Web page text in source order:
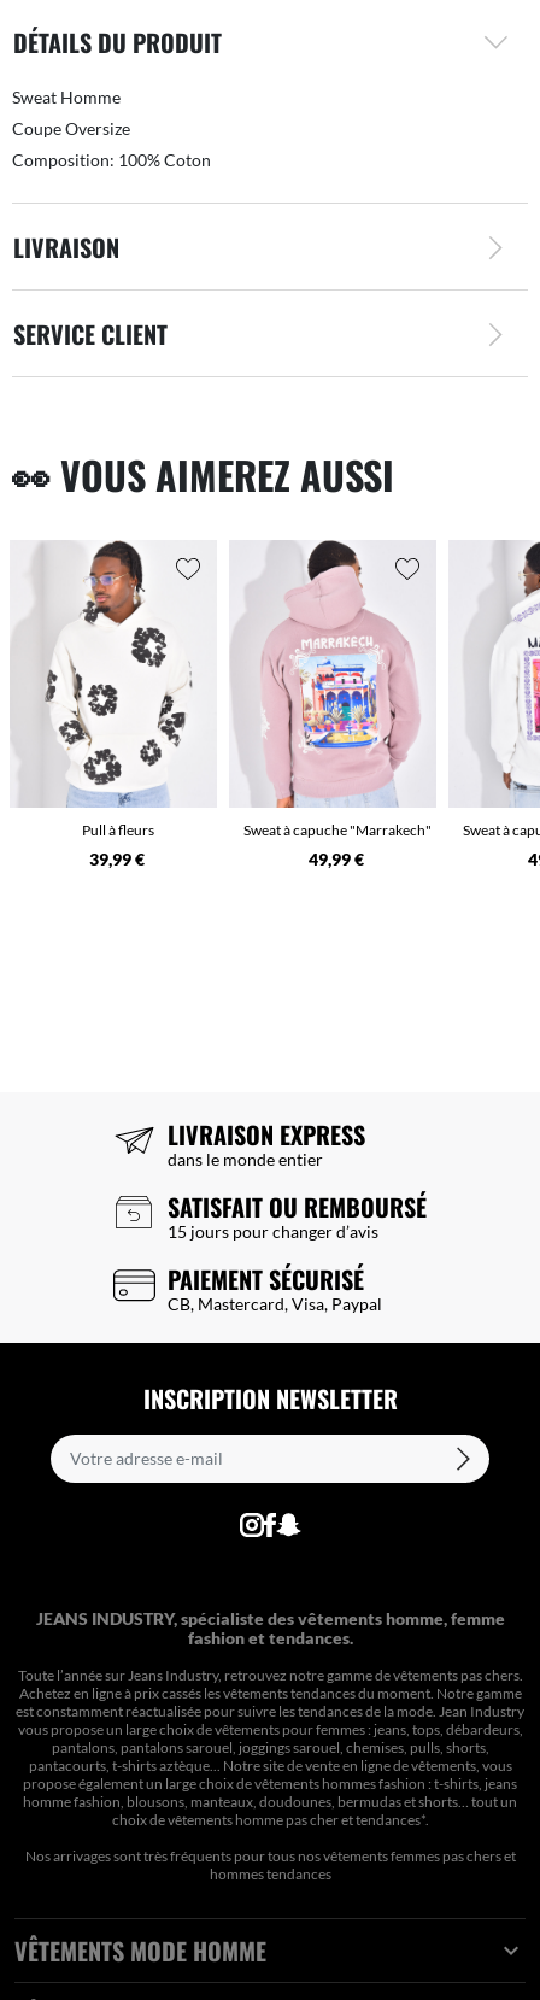
DÉTAILS DU PRODUIT
Sweat Homme
Coupe Oversize
Composition: 100% Coton
LIVRAISON
SERVICE CLIENT
👀 VOUS AIMEREZ AUSSI
Pull à fleurs
39,99 €
Sweat à capuche "Marrakech"
49,99 €
Sweat à
LIVRAISON EXPRESS
dans le monde entier
SATISFAIT OU REMBOURSÉ
15 jours pour changer d’avis
PAIEMENT SÉCURISÉ
CB, Mastercard, Visa, Paypal
INSCRIPTION NEWSLETTER
JEANS INDUSTRY, spécialiste des vêtements homme, femme
fashion et tendances.
Toute l’année sur Jeans Industry, retrouvez notre gamme de vêtements pas chers.
Achetez en ligne à prix cassés les vêtements tendances du moment. Notre gamme
est constamment réactualisée pour suivre les tendances de la mode. Jean Industry
vous propose un large choix de vêtements pour femmes : jeans, tops, débardeurs,
pantalons, pantalons sarouel, joggings sarouel, chemises, pulls, shorts,
pantacourts, t-shirts aztèque... Notre site de vente en ligne de vêtements, vous
propose également un large choix de vêtements hommes fashion : t-shirts, jeans
homme fashion, blousons, manteaux, doudounes, bermudas et shorts… tout un
choix devêtements homme pas cher et tendances*.
Nos arrivages sont très fréquents pour tous nosvêtements femmes pas cherset
hommes tendances
VÊTEMENTS MODE HOMME 